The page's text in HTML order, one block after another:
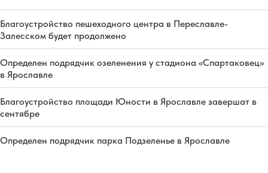
Благоустройство пешеходного центра в Переславле-
Залесском будет продолжено
Определен подрядчик озеленения у стадиона «Спартаковец»
в Ярославле
Благоустройство площади Юности в Ярославле завершат в
сентябре
Определен подрядчик парка Подзеленье в Ярославле